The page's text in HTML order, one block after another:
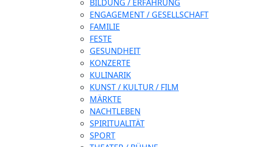
BILDUNG / ERFAHRUNG
ENGAGEMENT / GESELLSCHAFT
FAMILIE
FESTE
GESUNDHEIT
KONZERTE
KULINARIK
KUNST / KULTUR / FILM
MÄRKTE
NACHTLEBEN
SPIRITUALITÄT
SPORT